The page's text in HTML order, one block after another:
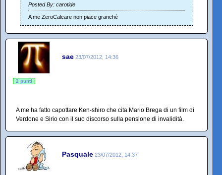
Posted By: carotide
A me ZeroCalcare non piace granchè
sae 23/07/2012, 14:36
2 punti
A me ha fatto capottare Ken-shiro che cita Mario Brega di un film di
Verdone e Sirio con il suo discorso sulla pensione di invalidità.
Pasquale 23/07/2012, 14:37